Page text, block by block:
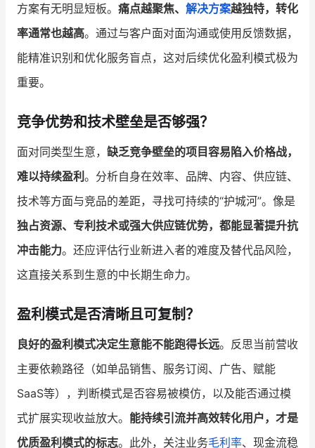
方案有无明显短板。 痛点越聚焦、 解决方案越独特，转化
率通常也越高。通过与客户面对面沟通或使用反馈数据，
能精准识别和优化服务盲点，这对后续优化盈利模式极为
重要。
竞争优势和技术壁垒是否够强？
面对同类型生意， 缺乏竞争壁垒的项目容易陷入价格战，
难以持续盈利 。分析自身在效率、品牌、内容、供应链、
技术等方面与竞品的差距，寻找可持续的“护城河”。像是
独占资源、专利技术或强大供应链优势，都能显著提升抗
冲击能力。还应评估行业新进入者的难度及替代品风险，
这直接关系到生意的中长期生命力。
盈利模式是否清晰且可复制？
良好的盈利模式决定生意能不能跑得长远。反思当前营收
主要依赖路径（如单品销售、服务订阅、广告、赋能
SaaS等），判断模式是否容易被模仿，以及能否通过模
式扩展实现收益放大。 能持续引流并高效转化用户，才是
优质盈利模式的标志。此外，关注业务毛利率、现金流稳